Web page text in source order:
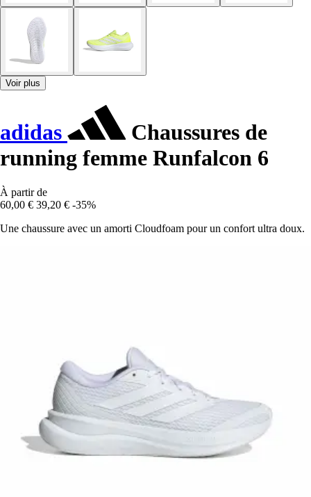
Voir plus
adidas
Chaussures de
running femme Runfalcon 6
À partir de
60,00 € 39,20 € -35%
Une chaussure avec un amorti Cloudfoam pour un confort ultra doux.